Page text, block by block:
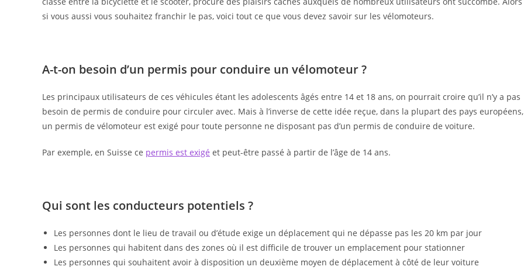
si vous aussi vous souhaitez franchir le pas, voici tout ce que vous devez savoir sur les vélomoteurs.
A-t-on besoin d’un permis pour conduire un vélomoteur ?
Les principaux utilisateurs de ces véhicules étant les adolescents âgés entre 14 et 18 ans, on pourrait croire qu’il n’y a pas
besoin de permis de conduire pour circuler avec. Mais à l’inverse de cette idée reçue, dans la plupart des pays européens,
un permis de vélomoteur est exigé pour toute personne ne disposant pas d’un permis de conduire de voiture.
Par exemple, en Suisse ce permis est exigé et peut-être passé à partir de l’âge de 14 ans.
Qui sont les conducteurs potentiels ?
Les personnes dont le lieu de travail ou d’étude exige un déplacement qui ne dépasse pas les 20 km par jour
Les personnes qui habitent dans des zones où il est difficile de trouver un emplacement pour stationner
Les personnes qui souhaitent avoir à disposition un deuxième moyen de déplacement à côté de leur voiture